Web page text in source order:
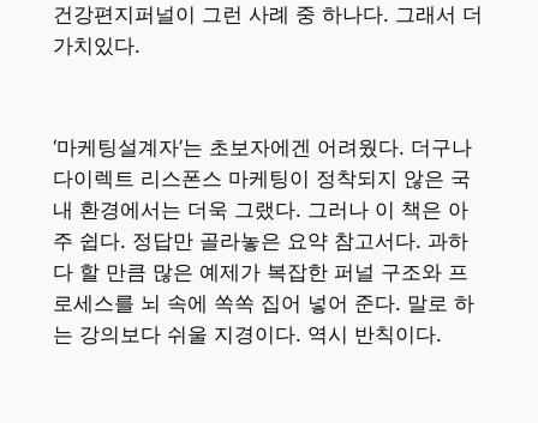
건강편지퍼널이 그런 사례 중 하나다. 그래서 더
가치있다.
‘마케팅설계자’는 초보자에겐 어려웠다. 더구나
다이렉트 리스폰스 마케팅이 정착되지 않은 국
내 환경에서는 더욱 그랬다. 그러나 이 책은 아
주 쉽다. 정답만 골라놓은 요약 참고서다. 과하
다 할 만큼 많은 예제가 복잡한 퍼널 구조와 프
로세스를 뇌 속에 쏙쏙 집어 넣어 준다. 말로 하
는 강의보다 쉬울 지경이다. 역시 반칙이다.